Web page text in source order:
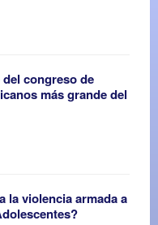
del congreso de
más grande del
la violencia armada a